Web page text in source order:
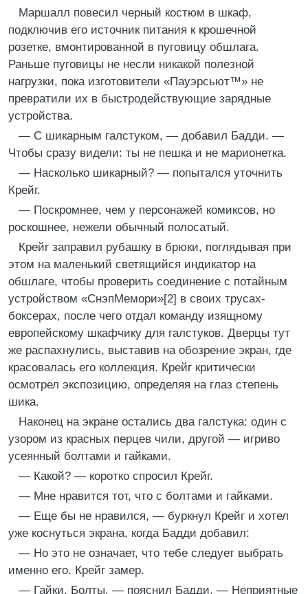
Маршалл повесил черный костюм в шкаф,
подключив его источник питания к крошечной
розетке, вмонтированной в пуговицу обшлага.
Раньше пуговицы не несли никакой полезной
нагрузки, пока изготовители «Пауэрсьют™» не
превратили их в быстродействующие зарядные
устройства.
— С шикарным галстуком, — добавил Бадди. —
Чтобы сразу видели: ты не пешка и не марионетка.
— Насколько шикарный? — попытался уточнить
Крейг.
— Поскромнее, чем у персонажей комиксов, но
роскошнее, нежели обычный полосатый.
Крейг заправил рубашку в брюки, поглядывая при
этом на маленький светящийся индикатор на
обшлаге, чтобы проверить соединение с потайным
устройством «СнэпМемори»[2] в своих трусах-
боксерах, после чего отдал команду изящному
европейскому шкафчику для галстуков. Дверцы тут
же распахнулись, выставив на обозрение экран, где
красовалась его коллекция. Крейг критически
осмотрел экспозицию, определяя на глаз степень
шика.
Наконец на экране остались два галстука: один с
узором из красных перцев чили, другой — игриво
усеянный болтами и гайками.
— Какой? — коротко спросил Крейг.
— Мне нравится тот, что с болтами и гайками.
— Еще бы не нравился, — буркнул Крейг и хотел
уже коснуться экрана, когда Бадди добавил:
— Но это не означает, что тебе следует выбрать
именно его. Крейг замер.
— Гайки. Болты, — пояснил Бадди. — Неприятные